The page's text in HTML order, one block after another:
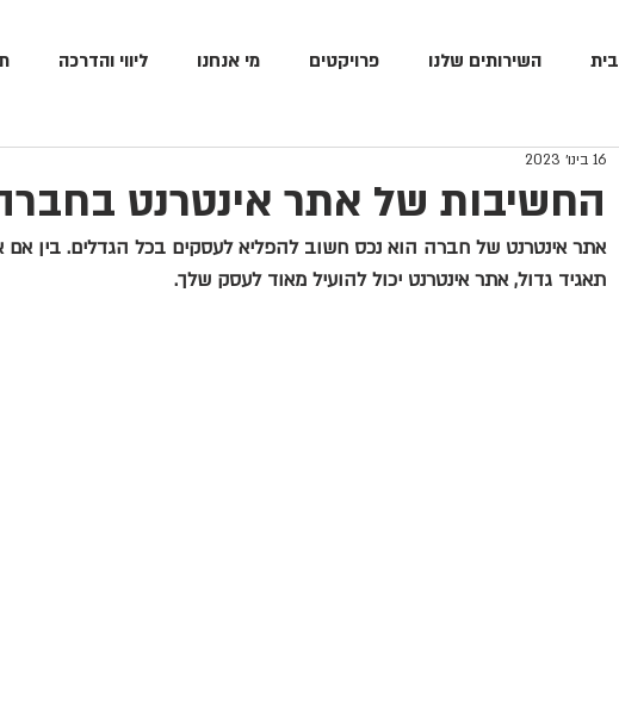
בית השירותים שלנו פרויקטים מי אנחנו ליווי והדרכה
החשיבות של אתר אינטרנט
16 בינו׳ 2023
אתר אינטרנט של חברה הוא נכס חשוב להפליא לעסקים בכל הגדלים. בין
תאגיד גדול, אתר אינטרנט יכול להועיל מאוד לעסק שלך.